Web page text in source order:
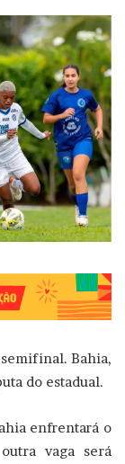
Bahia,
do estadual.
enfrentará o
vaga será